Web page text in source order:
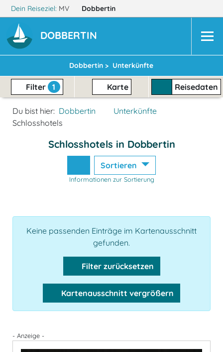
Dein Reiseziel: MV Dobbertin
DOBBERTIN
Dobbertin > Unterkünfte
Filter 1 Karte Reisedaten
Du bist hier: Dobbertin
Unterkünfte
Schlosshotels
Schlosshotels in Dobbertin
Sortieren
Informationen zur Sortierung
Keine passenden Einträge im Kartenausschnitt
gefunden.
Filter zurücksetzen
Kartenausschnitt vergrößern
- Anzeige -